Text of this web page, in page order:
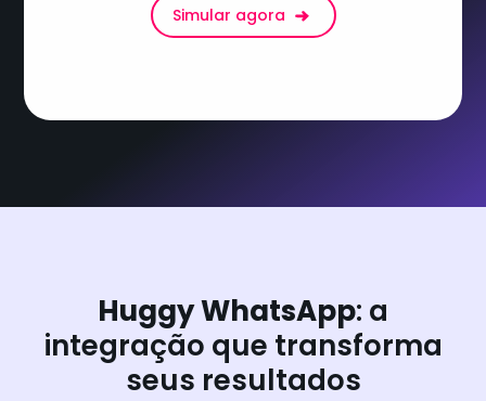
Simular agora
Huggy WhatsApp: a
integração que transforma
seus resultados